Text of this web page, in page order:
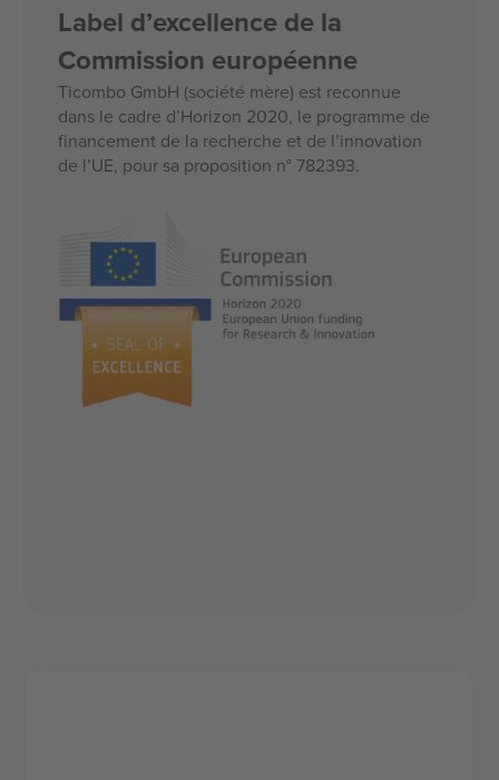
Label d’excellence de la
Commission européenne
Ticombo GmbH (société mère) est reconnue
dans le cadre d’Horizon 2020, le programme de
financement de la recherche et de l’innovation
de l’UE, pour sa proposition n° 782393.